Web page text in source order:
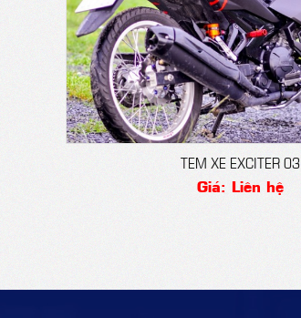
TEM XE EXCITER 03
Giá: Liên hệ